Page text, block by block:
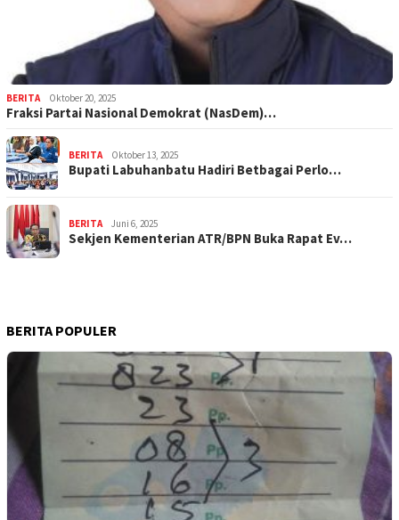
BERITA Oktober 20, 2025
Fraksi Partai Nasional Demokrat (NasDem)…
BERITA Oktober 13, 2025
Bupati Labuhanbatu Hadiri Betbagai Perlo…
BERITA Juni 6, 2025
Sekjen Kementerian ATR/BPN Buka Rapat Ev…
BERITA POPULER